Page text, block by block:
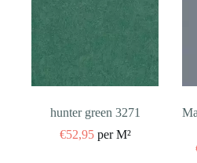
hunter green 3271
€52,95per M²